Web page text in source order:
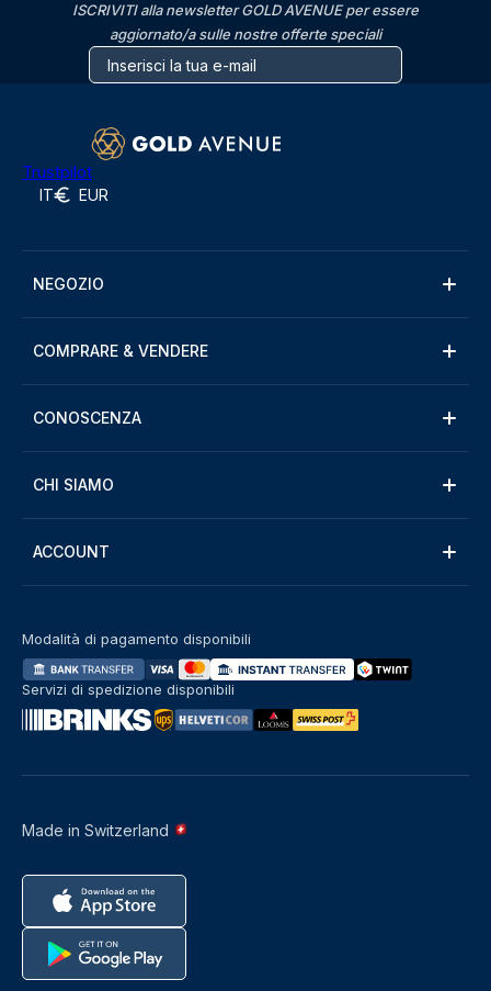
ISCRIVITI alla newsletter GOLD AVENUE per essere
aggiornato/a sulle nostre offerte speciali
Trustpilot
IT EUR
NEGOZIO
COMPRARE & VENDERE
CONOSCENZA
CHI SIAMO
ACCOUNT
Made in Switzerland
Modalità di pagamento disponibili
Servizi di spedizione disponibili